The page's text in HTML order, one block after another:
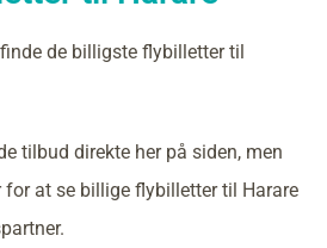
de billigste flybilletter til
tilbud direkte her på siden, men
at se billige flybilletter til Harare